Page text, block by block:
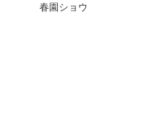
春園ショウ